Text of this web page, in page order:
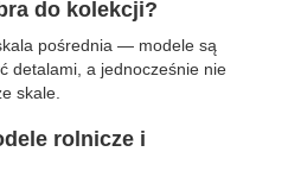
do kolekcji?
pośrednia — modele są
detalami, a jednocześnie nie
skale.
rolnicze i